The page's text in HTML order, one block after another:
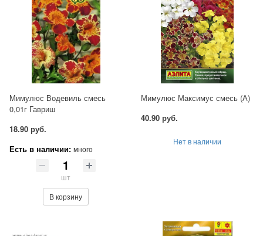
Мимулюс Водевиль смесь
0,01г Гавриш
18.90 руб.
Есть в наличии: много
шт
В корзину
Мимулюс Максимус смесь (А)
40.90 руб.
Нет в наличии